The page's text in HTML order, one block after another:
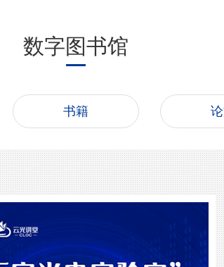
数字图书馆
书籍